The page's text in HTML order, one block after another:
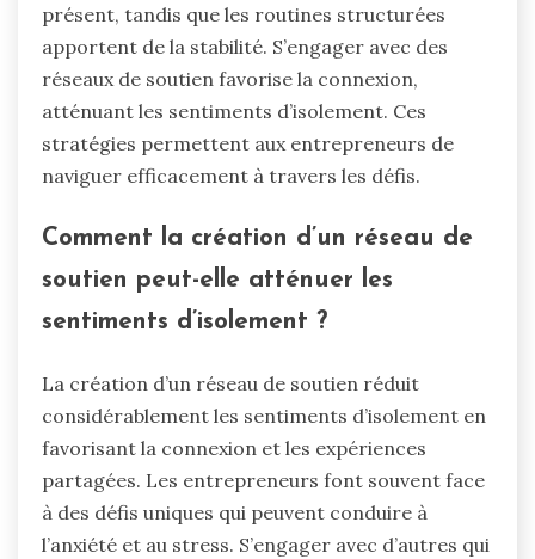
présent, tandis que les routines structurées
apportent de la stabilité. S’engager avec des
réseaux de soutien favorise la connexion,
atténuant les sentiments d’isolement. Ces
stratégies permettent aux entrepreneurs de
naviguer efficacement à travers les défis.
Comment la création d’un réseau de
soutien peut-elle atténuer les
sentiments d’isolement ?
La création d’un réseau de soutien réduit
considérablement les sentiments d’isolement en
favorisant la connexion et les expériences
partagées. Les entrepreneurs font souvent face
à des défis uniques qui peuvent conduire à
l’anxiété et au stress. S’engager avec d’autres qui